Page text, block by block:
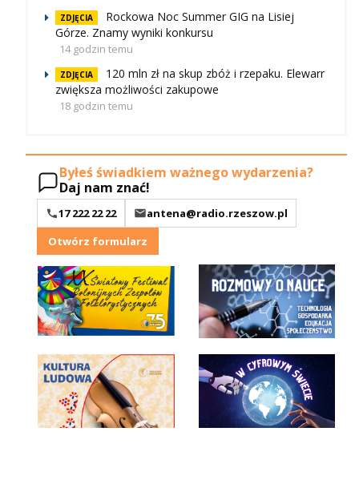
ZDJĘCIA
Rockowa Noc Summer GIG na Lisiej
Górze. Znamy wyniki konkursu
14 godzin temu
ZDJĘCIA
120 mln zł na skup zbóż i rzepaku. Elewarr
zwiększa możliwości zakupowe
18 godzin temu
Byłeś świadkiem ważnego wydarzenia?
Daj nam znać!
17 222 22 22
antena@radio.rzeszow.pl
Otwórz formularz